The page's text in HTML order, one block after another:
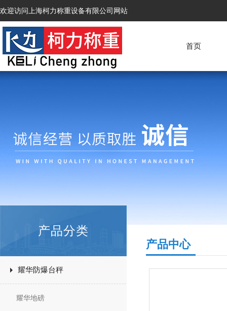
欢迎访问上海柯力称重设备有限公司网站
首页
产品分类
耀华防爆台秤
耀华地磅
产品中心